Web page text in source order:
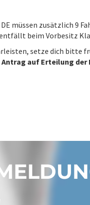
müssen zusätzlich 9
beim Vorbesitz
setze dich bitte
Antrag auf Erteilung der